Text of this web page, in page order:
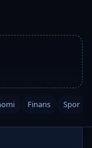
Finans Spor